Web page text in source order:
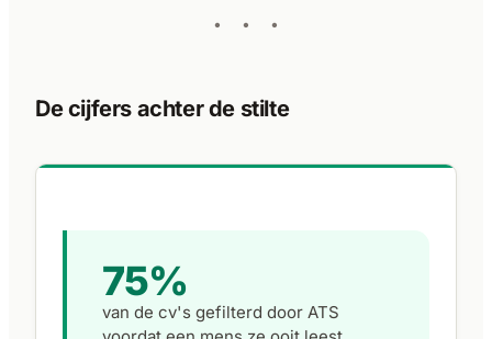
De cijfers achter de stilte
75%
van de cv's gefilterd door ATS